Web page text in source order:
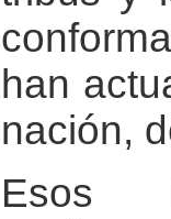
han
nación,
Esos